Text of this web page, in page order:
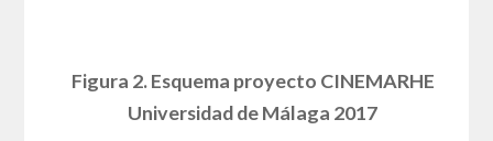
Figura 2. Esquema proyecto CINEMARHE
Universidad de Málaga 2017